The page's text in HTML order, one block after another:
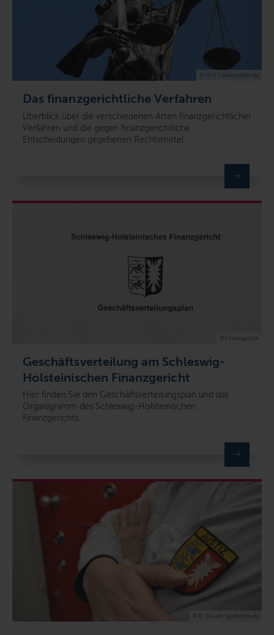
Das finanzgerichtliche Verfahren
Überblick über die verschiedenen Arten finanzgerichtlicher
Verfahren und die gegen finanzgerichtliche
Entscheidungen gegebenen Rechtsmittel.
© HHS / www.pixelio.de
Geschäftsverteilung am Schleswig-
Holsteinischen Finanzgericht
Hier finden Sie den Geschäftsverteilungsplan und das
Organigramm des Schleswig-Holsteinischen
Finanzgerichts.
© Finanzgericht
© M. Staudt / grafikfoto.de